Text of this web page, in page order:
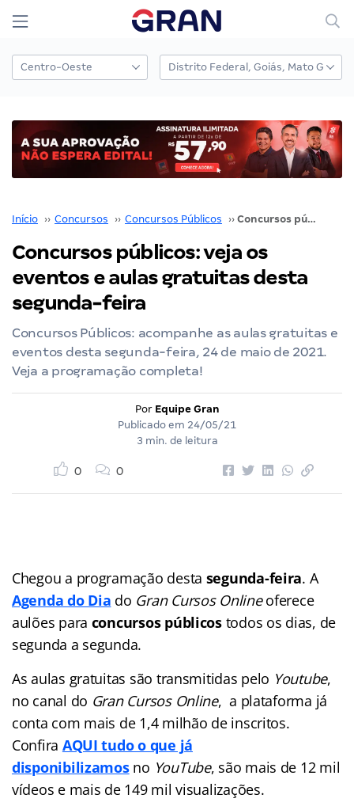
Início ›› Concursos ›› Concursos Públicos ›› Concursos públicos: veja os eventos e aulas gratuitas desta segunda-feira
Concursos públicos: veja os
eventos e aulas gratuitas desta
segunda-feira
Concursos Públicos: acompanhe as aulas gratuitas e
eventos desta segunda-feira, 24 de maio de 2021.
Veja a programação completa!
Por Equipe Gran
Publicado em 24/05/21
3 min. de leitura
0 0
Chegou a programação desta segunda-feira. A
Agenda do Dia do Gran Cursos Onlineoferece
aulões para concursos públicos todos os dias, de
segunda a segunda.
As aulas gratuitas são transmitidas pelo Youtube,
no canal do Gran Cursos Online, a plataforma já
conta com mais de 1,4 milhão de inscritos.
Confira AQUI tudo o que já
disponibilizamosno YouTube, são mais de 12 mil
vídeos e mais de 149 mil visualizações.